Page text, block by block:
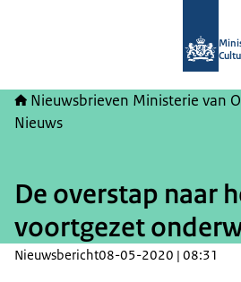
Nieuwsbrieven Ministerie van
Nieuws
De overstap naar
voortgezet
Nieuwsbericht08-05-2020 | 08:31